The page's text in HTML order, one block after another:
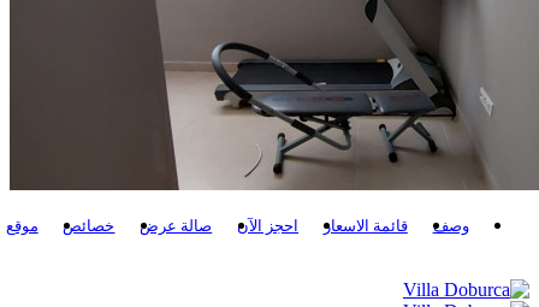
وصف قائمة الاسعار احجز الآن صالة عرض خصائص موقع